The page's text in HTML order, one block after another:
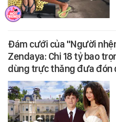
Đám cưới của "Người
Zendaya: Chi 18 tỷ bao
dùng trực thăng đưa đón